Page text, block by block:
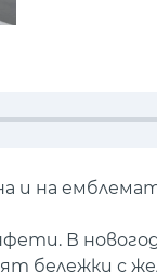
и на
В
бележки с